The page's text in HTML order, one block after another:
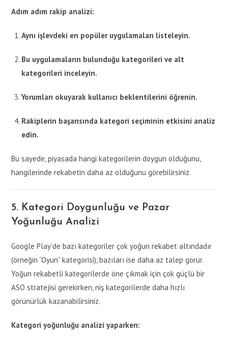
Adım adım rakip analizi:
Aynı işlevdeki en popüler uygulamaları listeleyin.
Bu uygulamaların bulunduğu kategorileri ve alt
kategorileri inceleyin.
Yorumları okuyarak kullanıcı beklentilerini öğrenin.
Rakiplerin başarısında kategori seçiminin etkisini analiz
edin.
Bu sayede, piyasada hangi kategorilerin doygun olduğunu,
hangilerinde rekabetin daha az olduğunu görebilirsiniz.
5. Kategori Doygunluğu ve Pazar
Yoğunluğu Analizi
Google Play’de bazı kategoriler çok yoğun rekabet altındadır
(örneğin “Oyun” kategorisi), bazıları ise daha az talep görür.
Yoğun rekabetli kategorilerde öne çıkmak için çok güçlü bir
ASO stratejisi gerekirken, niş kategorilerde daha hızlı
görünürlük kazanabilirsiniz.
Kategori yoğunluğu analizi yaparken: